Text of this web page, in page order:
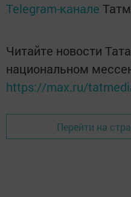
Telegram-канале
Читайте новости
национальном
https://max.ru/
Перейти на